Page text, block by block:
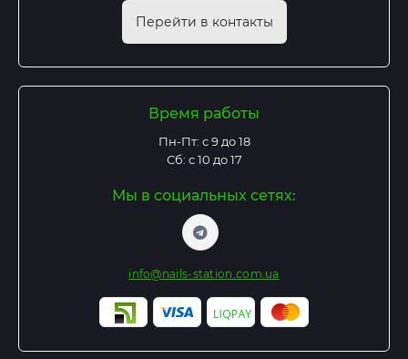
Перейти в контакты
Время работы
Пн-Пт: с 9 до 18
Сб: с 10 до 17
Мы в социальных сетях:
info@nails-station.com.ua